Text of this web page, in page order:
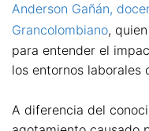
Anderson Gañán,
Grancolombiano,
para entender el
los entornos laborales
A diferencia del